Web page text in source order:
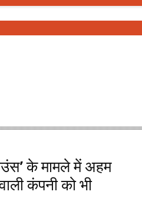
राशियों का हाल
के मामले में अहम
कंपनी को भी